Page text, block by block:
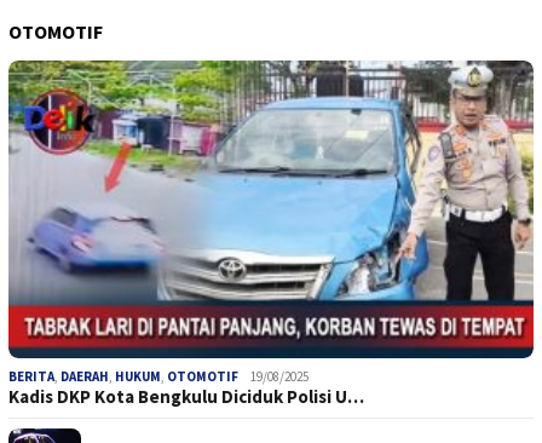
OTOMOTIF
BERITA DAERAH HUKUM OTOMOTIF 19/08/2025
Kadis DKP Kota Bengkulu Diciduk Polisi U…